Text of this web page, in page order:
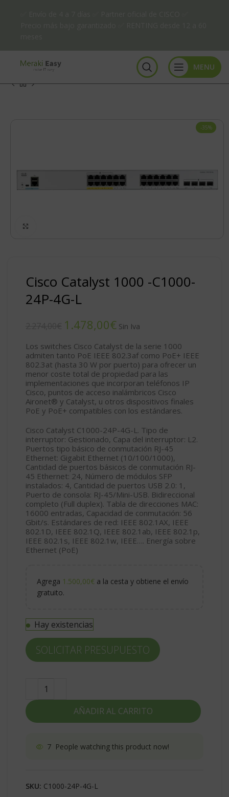
MENU
-35%
Cisco Catalyst 1000 -C1000-
24P-4G-L
1.478,00€
Los switches Cisco Catalyst de la serie 1000
admiten tanto PoE IEEE 802.3af como PoE+ IEEE
802.3at (hasta 30 W por puerto) para ofrecer un
menor coste total de propiedad para las
implementaciones que incorporan teléfonos IP
Cisco, puntos de acceso inalámbricos Cisco
Aironet® y Catalyst, u otros dispositivos finales
PoE y PoE+ compatibles con los estándares.
Cisco Catalyst C1000-24P-4G-L. Tipo de
interruptor: Gestionado, Capa del interruptor: L2.
Puertos tipo básico de conmutación RJ-45
Ethernet: Gigabit Ethernet (10/100/1000),
Cantidad de puertos básicos de conmutación RJ-
45 Ethernet: 24, Número de módulos SFP
instalados: 4, Cantidad de puertos USB 2.0: 1,
Puerto de consola: RJ-45/Mini-USB. Bidireccional
completo (Full duplex). Tabla de direcciones MAC:
16000 entradas, Capacidad de conmutación: 56
Gbit/s. Estándares de red: IEEE 802.1AX, IEEE
802.1D, IEEE 802.1Q, IEEE 802.1ab, IEEE 802.1p,
IEEE 802.1s, IEEE 802.1w, IEEE…. Energía sobre
Ethernet (PoE)
Agrega 1.500,00€ a la cesta y obtiene el envío
gratuito.
Hay existencias
AÑADIR AL CARRITO
SOLICITAR PRESUPUESTO
7 People watching this product now!
SKU: C1000-24P-4G-L